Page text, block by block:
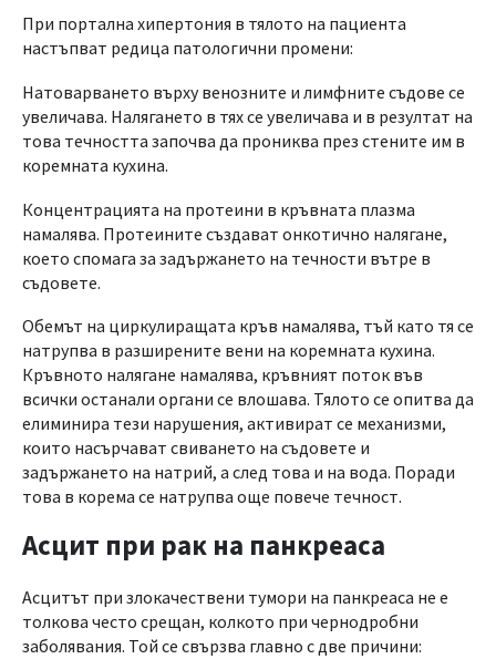
При портална хипертония в тялото на пациента
настъпват редица патологични промени:
Натоварването върху венозните и лимфните съдове се
увеличава. Налягането в тях се увеличава и в резултат на
това течността започва да прониква през стените им в
коремната кухина.
Концентрацията на протеини в кръвната плазма
намалява. Протеините създават онкотично налягане,
което спомага за задържането на течности вътре в
съдовете.
Обемът на циркулиращата кръв намалява, тъй като тя се
натрупва в разширените вени на коремната кухина.
Кръвното налягане намалява, кръвният поток във
всички останали органи се влошава. Тялото се опитва да
елиминира тези нарушения, активират се механизми,
които насърчават свиването на съдовете и
задържането на натрий, а след това и на вода. Поради
това в корема се натрупва още повече течност.
Асцит при рак на панкреаса
Асцитът при злокачествени тумори на панкреаса не е
толкова често срещан, колкото при чернодробни
заболявания. Той се свързва главно с две причини: